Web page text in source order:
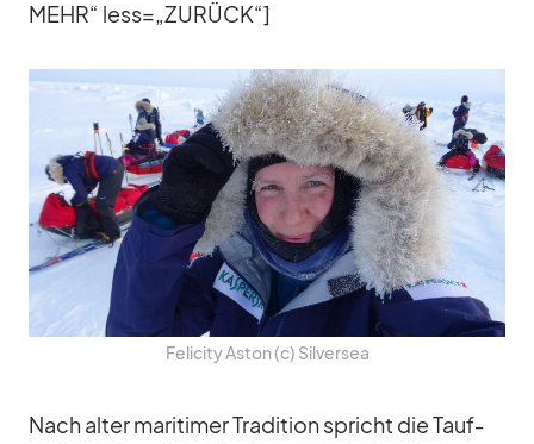
MEHR“ less=„ZURÜCK“]
Fe­li­city As­ton (c) Sil­ver­sea
Nach al­ter ma­ri­ti­mer Tra­di­tion spricht die Tauf­